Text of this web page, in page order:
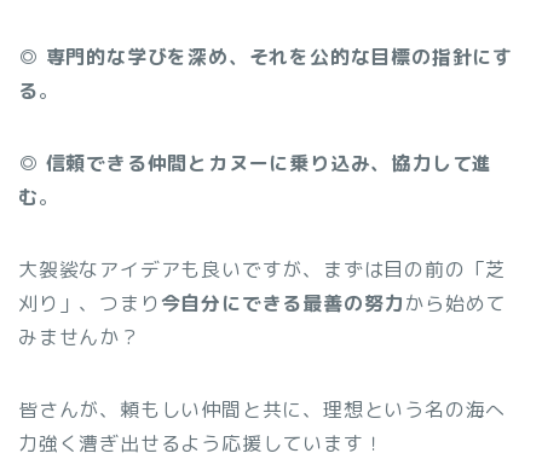
◎ 専門的な学びを深め、それを公的な目標の指針にす
る。
◎ 信頼できる仲間とカヌーに乗り込み、協力して進
む。
大袈裟なアイデアも良いですが、まずは目の前の「芝
刈り」、つまり 今自分にできる最善の努力から始めて
みませんか？
皆さんが、頼もしい仲間と共に、理想という名の海へ
力強く漕ぎ出せるよう応援しています！